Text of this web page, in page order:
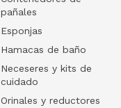
pañales
Esponjas
Hamacas de baño
Neceseres y kits de
cuidado
Orinales y reductores